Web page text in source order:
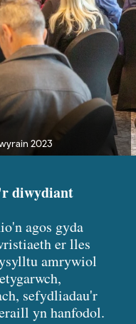
2023
diwydiant
agos gyda
er lles
amrywiol
sefydliadau'r
yn hanfodol.